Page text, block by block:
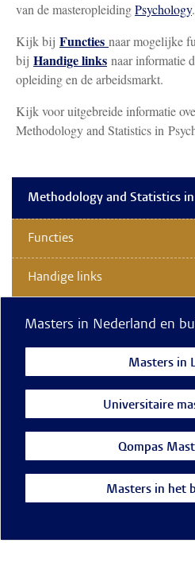
van de masteropleidingPsychology.
Kijk bij Functies naar mogelijke
bij Handige links naar informatie
opleiding en de arbeidsmarkt.
Kijk voor uitgebreide informatie
Methodology and Statistics in
Methodology and Statistics
Functies
Handige links
Masters in Nederland en
Masters in
Universitaire
Qompas
Masters in het